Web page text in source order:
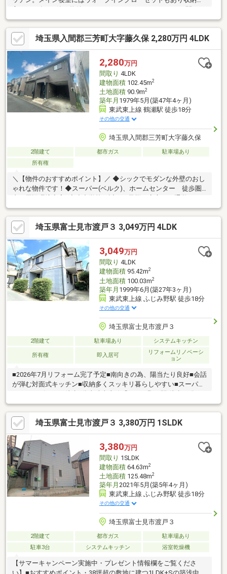
は車種により駐車できない場合がございます。◆駐車スペースあ
り（車種による）◆南東側接道で日当たり良好◆全居室収納あり
♪◆ビルトイン食洗機付カウンターキッチン
埼玉県入間郡三芳町大字藤久保 2,280万円 4LDK
2,280万円
間取り 4LDK
建物面積102.45m2
土地面積90.9m2
築年月 1979年5月(築47年4ヶ月)
東武東上線 鶴瀬駅 徒歩18分
その他の交通
埼玉県入間郡三芳町大字藤久保
2階建て 都市ガス
駐車場あり
所有権
＼【物件のおすすめポイント】／ ◆シックでモダンな外壁のおし
ゃれな物件です！◆スーパー(ベルク)、ホームセンター 徒歩圏
ます！～LIXIL不動産ショップMK不動産～ ◆契約件数の実績が多
いから値引き交渉が得意 ◆お引渡し後も末永くお付き合いくださ
い ◆リクシル不動産ショップならではのリフォーム工事も行って
いますので、購入時に伴うオプション工事もお安くご提供可能で
す♪（網戸、カーテンレール、フロアコーティング、エアコン等）
その他、引越し時の不用品の回収などなんでもお任せください！
埼玉県富士見市渡戸３ 3,049万円 4LDK
3,049万円
間取り 4LDK
建物面積95.42m2
土地面積100.03m2
築年月 1999年6月(築27年3ヶ月)
東武東上線 ふじみ野駅 徒歩18分
その他の交通
埼玉県富士見市渡戸３
2階建て 駐車場あり システムキッチン
所有権 即入居可
リフォームリノベーシ
ョン
■2026年7月リフォーム完了予定■南向きの為、陽当たり良好■会話
が弾む対面式キッチン■収納多くスッキリ暮らしやすい■スーパ
急行列車の利用ができ都心部へのアクセス良好◎通勤通学に便利
な立地の4LDK中古一戸建住宅です。LDKは採光面多く明るく開放
的な空間。人気の対面式キッチン採用でご家族との仲も自然と深
まりそう。全居室に収納が設置されており、お部屋を広く有効活
用できます。「見学カレンダーから見学日設定していただけま
す」そのほか気になることなどもぜひこの機会に聞いていただけ
ればと思います♪
埼玉県富士見市渡戸３ 3,380万円 1SLDK
3,380万円
間取り 1SLDK
建物面積64.63m2
土地面積125.48m2
築年月 2021年5月(築5年4ヶ月)
東武東上線 ふじみ野駅 徒歩18分
その他の交通
埼玉県富士見市渡戸３
2階建て 都市ガス
駐車場あり
駐車3台
システムキッチン 浴室乾燥機
【サマーキャンペーン実施中・プレゼント情報欄をご覧くださ